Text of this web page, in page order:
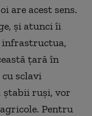
are acest sens.
și atunci îi
infrastructua,
țară în
sclavi
ștabii ruși, vor
Pentru